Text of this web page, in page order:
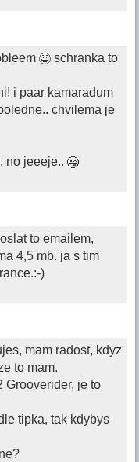
schranka to
i paar kamaradum
chvilema je
no jeeeje..
to emailem,
4,5 mb. ja s tim
)
mam radost, kdyz
to mam.
Grooverider, je to
tipka, tak kdybys